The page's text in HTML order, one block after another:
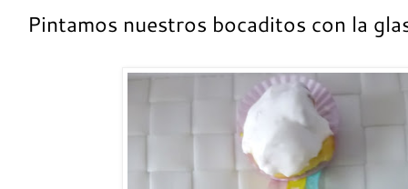
Pintamos nuestros bocaditos con la